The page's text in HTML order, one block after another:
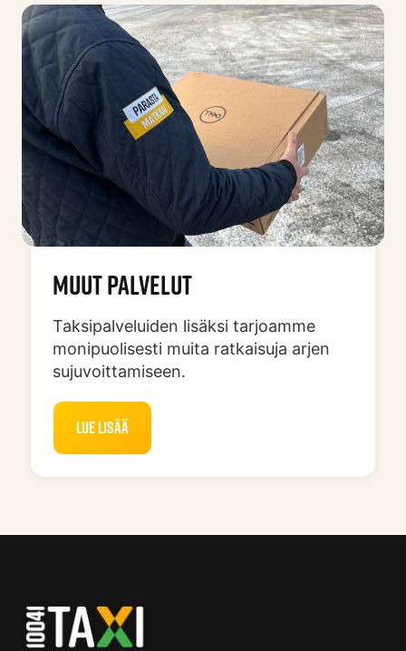
MUUT PALVELUT
Taksipalveluiden lisäksi tarjoamme
monipuolisesti muita ratkaisuja arjen
sujuvoittamiseen.
Lue lisää